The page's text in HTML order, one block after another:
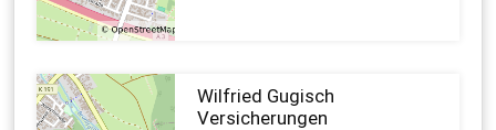
Wilfried Gugisch
Versicherungen